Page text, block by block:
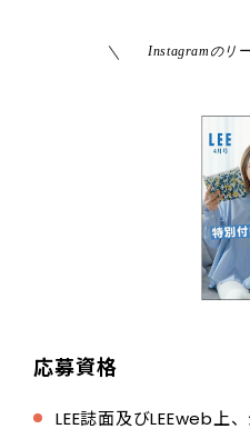
Instagramのリ
応募資格
LEE誌面及びLEEweb上